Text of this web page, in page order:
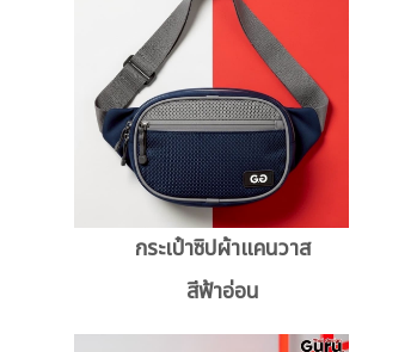
กระเป๋าซิปผ้าแคนวาส
สีฟ้าอ่อน